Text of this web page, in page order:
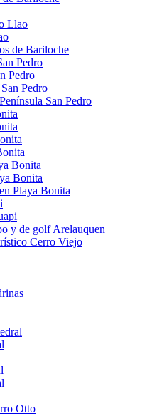
Llao
de Bariloche
Pedro
Pedro
Pedro
San Pedro
Bonita
Bonita
Playa Bonita
y de golf Arelauquen
Cerro Viejo
Otto